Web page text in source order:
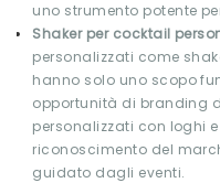
uno strumento potente
Shaker per cocktail
personalizzati come
hanno solo uno scopo
opportunità di branding
personalizzati con loghi
riconoscimento del
guidato dagli eventi.